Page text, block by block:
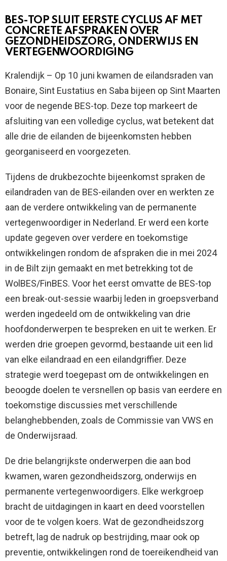
BES-TOP SLUIT EERSTE CYCLUS AF MET
CONCRETE AFSPRAKEN OVER
GEZONDHEIDSZORG, ONDERWIJS EN
VERTEGENWOORDIGING
Kralendijk – Op 10 juni kwamen de eilandsraden van
Bonaire, Sint Eustatius en Saba bijeen op Sint Maarten
voor de negende BES-top. Deze top markeert de
afsluiting van een volledige cyclus, wat betekent dat
alle drie de eilanden de bijeenkomsten hebben
georganiseerd en voorgezeten.
Tijdens de drukbezochte bijeenkomst spraken de
eilandraden van de BES-eilanden over en werkten ze
aan de verdere ontwikkeling van de permanente
vertegenwoordiger in Nederland. Er werd een korte
update gegeven over verdere en toekomstige
ontwikkelingen rondom de afspraken die in mei 2024
in de Bilt zijn gemaakt en met betrekking tot de
WolBES/FinBES. Voor het eerst omvatte de BES-top
een break-out-sessie waarbij leden in groepsverband
werden ingedeeld om de ontwikkeling van drie
hoofdonderwerpen te bespreken en uit te werken. Er
werden drie groepen gevormd, bestaande uit een lid
van elke eilandraad en een eilandgriffier. Deze
strategie werd toegepast om de ontwikkelingen en
beoogde doelen te versnellen op basis van eerdere en
toekomstige discussies met verschillende
belanghebbenden, zoals de Commissie van VWS en
de Onderwijsraad.
De drie belangrijkste onderwerpen die aan bod
kwamen, waren gezondheidszorg, onderwijs en
permanente vertegenwoordigers. Elke werkgroep
bracht de uitdagingen in kaart en deed voorstellen
voor de te volgen koers. Wat de gezondheidszorg
betreft, lag de nadruk op bestrijding, maar ook op
preventie, ontwikkelingen rond de toereikendheid van